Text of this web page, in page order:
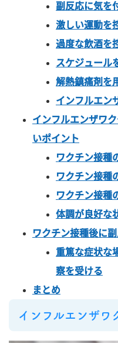
副反応に気を
激しい運動を
過度な飲酒を
スケジュール
解熱鎮痛剤を
インフルエン
インフルエンザワ
いポイント
ワクチン接種
ワクチン接種
ワクチン接種
体調が良好な
ワクチン接種後に
重篤な症状な
察を受ける
まとめ
インフルエンザワ